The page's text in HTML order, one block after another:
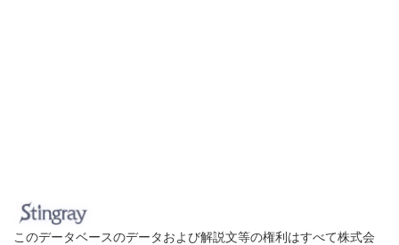
このデータベースのデータおよび解説文等の権利はすべて株式会